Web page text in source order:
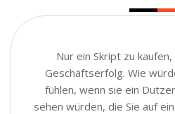
Nur ein Skript zu
Geschäftserfolg. Wie
fühlen, wenn sie ein
sehen würden, die Sie auf